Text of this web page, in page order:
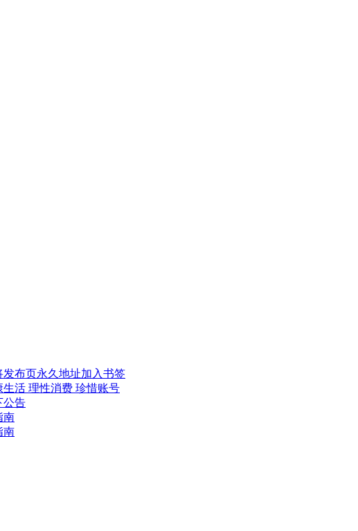
发布页永久地址加入书签
活 理性消费 珍惜账号
公告
南
南